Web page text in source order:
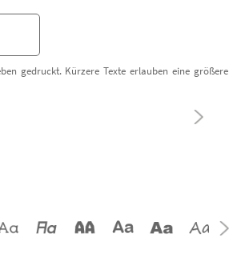
gedruckt. Kürzere Texte erlauben eine größere